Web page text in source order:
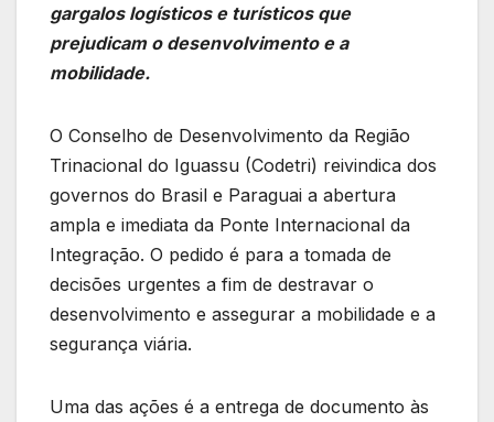
gargalos logísticos e turísticos que
prejudicam o desenvolvimento e a
mobilidade.
O Conselho de Desenvolvimento da Região
Trinacional do Iguassu (Codetri) reivindica dos
governos do Brasil e Paraguai a abertura
ampla e imediata da Ponte Internacional da
Integração. O pedido é para a tomada de
decisões urgentes a fim de destravar o
desenvolvimento e assegurar a mobilidade e a
segurança viária.
Uma das ações é a entrega de documento às